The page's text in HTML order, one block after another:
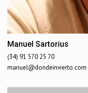
Manuel Sartorius
(34) 91 570 25 70
manuel@dondeinvierto.com